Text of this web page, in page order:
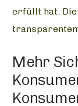
erfüllt hat.
Mehr